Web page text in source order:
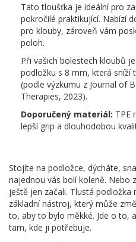
Tato tloušťka je ideální pro
pokročilé praktikující. Nabízí
pro klouby, zároveň vám
poloh.
Při vašich bolestech kloubů
podložku s 8 mm, která sníží
(podle výzkumu z Journal of
Therapies, 2023).
Doporučený materiál: TPE
lepší grip a dlouhodobou
Stojíte na podložce, dýcháte,
najednou vás bolí koleně. Nebo
ještě jen začali. Tlustá podložka
základní nástroj, který může
to, aby to bylo měkké. Jde o to,
tam, kde ji potřebuje.